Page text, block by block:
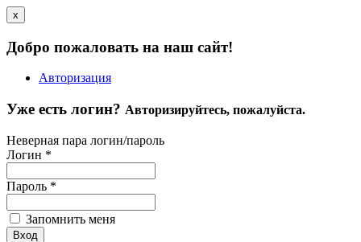
x
Добро пожаловать на наш сайт!
Авторизация
Уже есть логин? Авторизируйтесь, пожалуйста.
Неверная пара логин/пароль
Логин *
Пароль *
Запомнить меня